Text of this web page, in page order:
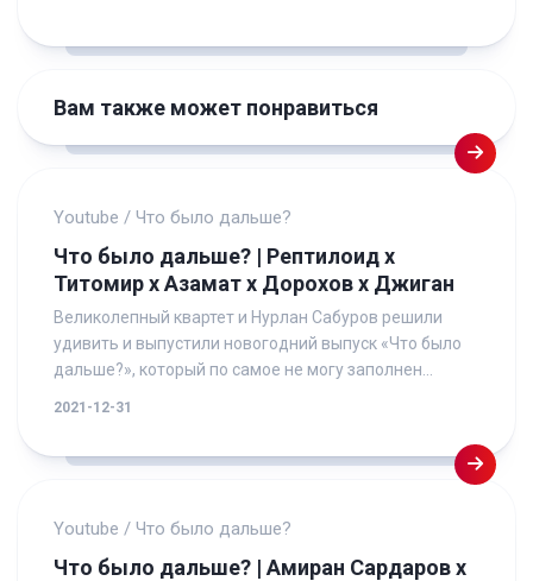
Вам также может понравиться
Youtube / Что было дальше?
Что было дальше? | Рептилоид х
Титомир х Азамат х Дорохов х Джиган
Великолепный квартет и Нурлан Сабуров решили
удивить и выпустили новогодний выпуск «Что было
дальше?», который по самое не могу заполнен...
2021-12-31
Youtube / Что было дальше?
Что было дальше? | Амиран Сардаров х